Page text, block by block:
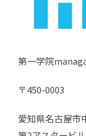
第一学院
〒450-0003
愛知県名古屋市